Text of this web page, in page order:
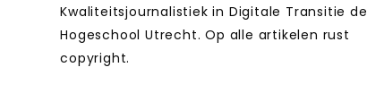
Kwaliteitsjournalistiek in Digitale Transitie de
Hogeschool Utrecht. Op alle artikelen rust
copyright.